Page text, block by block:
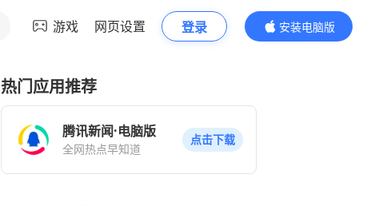
游戏 网页设置 登录
安装电脑版
内容更精彩
热门应用推荐
腾讯新闻·电脑版
全网热点早知道
点击下载